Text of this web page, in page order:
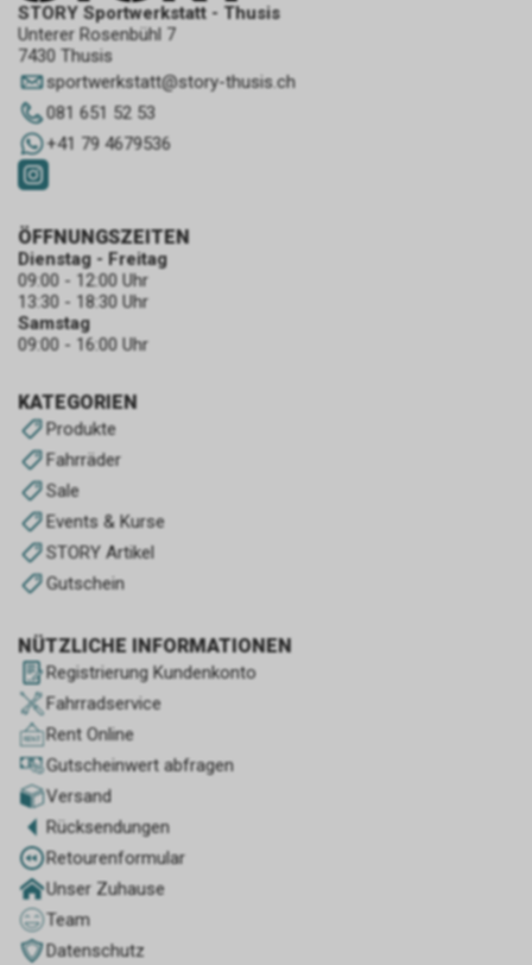
STORY Sportwerkstatt - Thusis
Unterer Rosenbühl 7
7430 Thusis
sportwerkstatt@story-thusis.ch
081 651 52 53
+41 79 4679536
KATEGORIEN
Produkte
Fahrräder
Sale
Events & Kurse
STORY Artikel
Gutschein
NÜTZLICHE INFORMATIONEN
Registrierung Kundenkonto
Fahrradservice
Rent Online
Gutscheinwert abfragen
Versand
Rücksendungen
Retourenformular
Unser Zuhause
Team
Datenschutz
ÖFFNUNGSZEITEN
Dienstag - Freitag
09:00 - 12:00 Uhr
13:30 - 18:30 Uhr
Samstag
09:00 - 16:00 Uhr